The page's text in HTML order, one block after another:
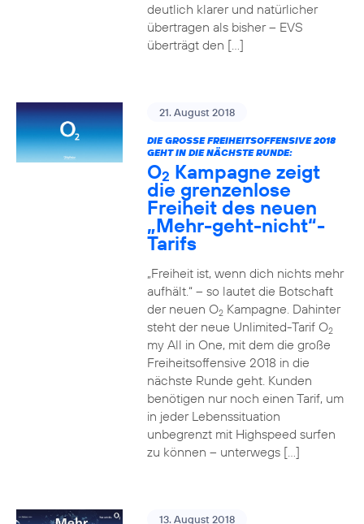
deutlich klarer und natürlicher
übertragen als bisher – EVS
überträgt den […]
21. August 2018
DIE GROSSE FREIHEITSOFFENSIVE 2018 G
EHT IN DIE NÄCHSTE RUNDE:
O2 Kampagne zeigt
die grenzenlose
Freiheit des neuen
„Mehr-geht-nicht“-
Tarifs
„Freiheit ist, wenn dich nichts mehr
aufhält.“ – so lautet die Botschaft
der neuen O2Kampagne. Dahinter
steht der neue Unlimited-Tarif O2
my All in One, mit dem die große
Freiheitsoffensive 2018 in die
nächste Runde geht. Kunden
benötigen nur noch einen Tarif, um
in jeder Lebenssituation
unbegrenzt mit Highspeed surfen
zu können – unterwegs […]
13. August 2018